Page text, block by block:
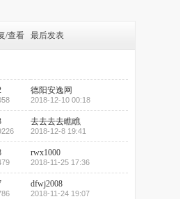
/查看 最后发表
德阳安逸网
2018-12-10 00:18
去去去去瞧瞧
2018-12-8 19:41
rwx1000
2018-11-25 17:36
dfwj2008
2018-11-24 19:07